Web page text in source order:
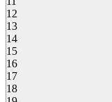
12
13
14
15
16
17
18